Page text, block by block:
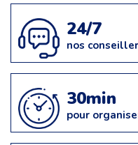
24/7
nos
30min
pour